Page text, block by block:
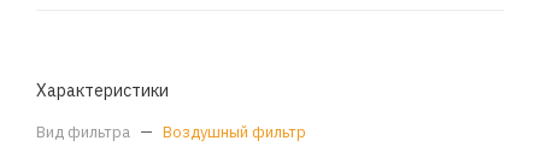
Характеристики
Вид фильтра — Воздушный фильтр